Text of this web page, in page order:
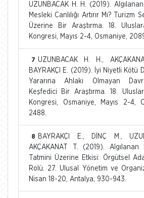
UZUNBACAK H. H. (2019).
Mesleki Canlılığı Artırır Mı? Turizm
Üzerine Bir Araştırma. 18.
Kongresi, Mayıs 2-4, Osmaniye,
7 UZUNBACAK H. H.,
BAYRAKÇI E. (2019). İyi Niyetli Kötü
Yararına Ahlaki Olmayan
Keşfedici Bir Araştırma. 18.
Kongresi, Osmaniye, Mayıs 2-4,
2488.
8
BAYRAKÇI E., DİNÇ M.,
AKÇAKANAT T. (2019).
Tatmini Üzerine Etkisi: Örgütsel
Rolü. 27. Ulusal Yönetim ve
Nisan 18-20, Antalya, 930-943.